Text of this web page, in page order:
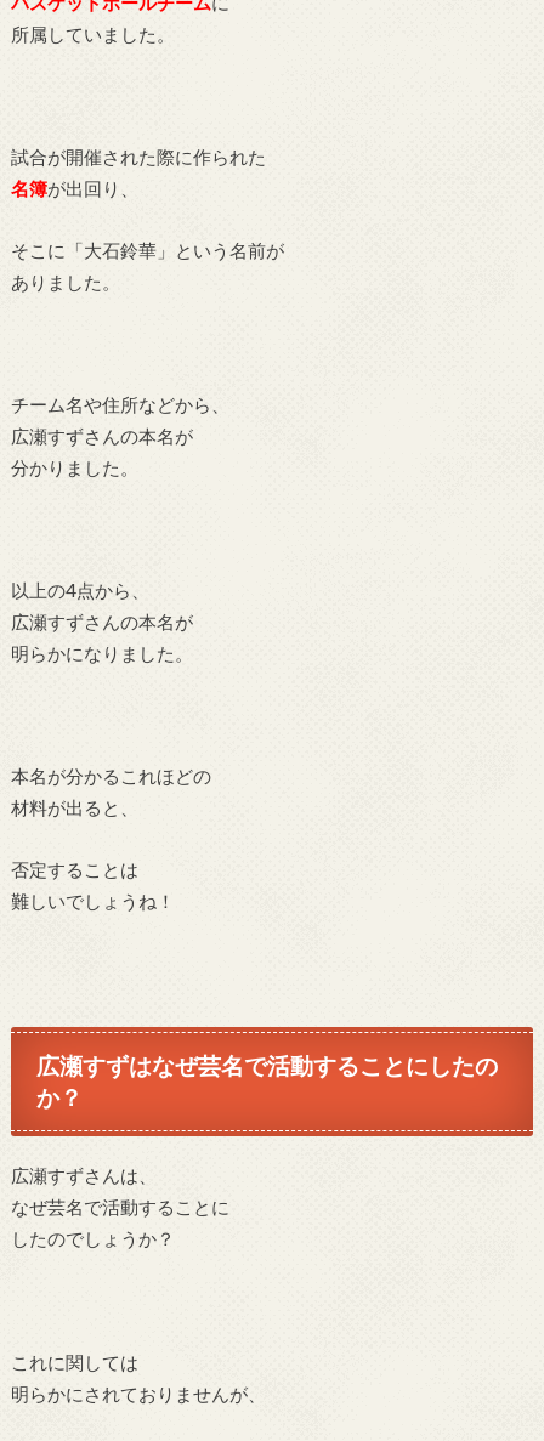
所属していました。
試合が開催された際に作られた
名簿が出回り、
そこに「大石鈴華」という名前が
ありました。
チーム名や住所などから、
広瀬すずさんの本名が
分かりました。
以上の4点から、
広瀬すずさんの本名が
明らかになりました。
本名が分かるこれほどの
材料が出ると、
否定することは
難しいでしょうね！
広瀬すずはなぜ芸名で活動することにしたの
か？
広瀬すずさんは、
なぜ芸名で活動することに
したのでしょうか？
これに関しては
明らかにされておりませんが、